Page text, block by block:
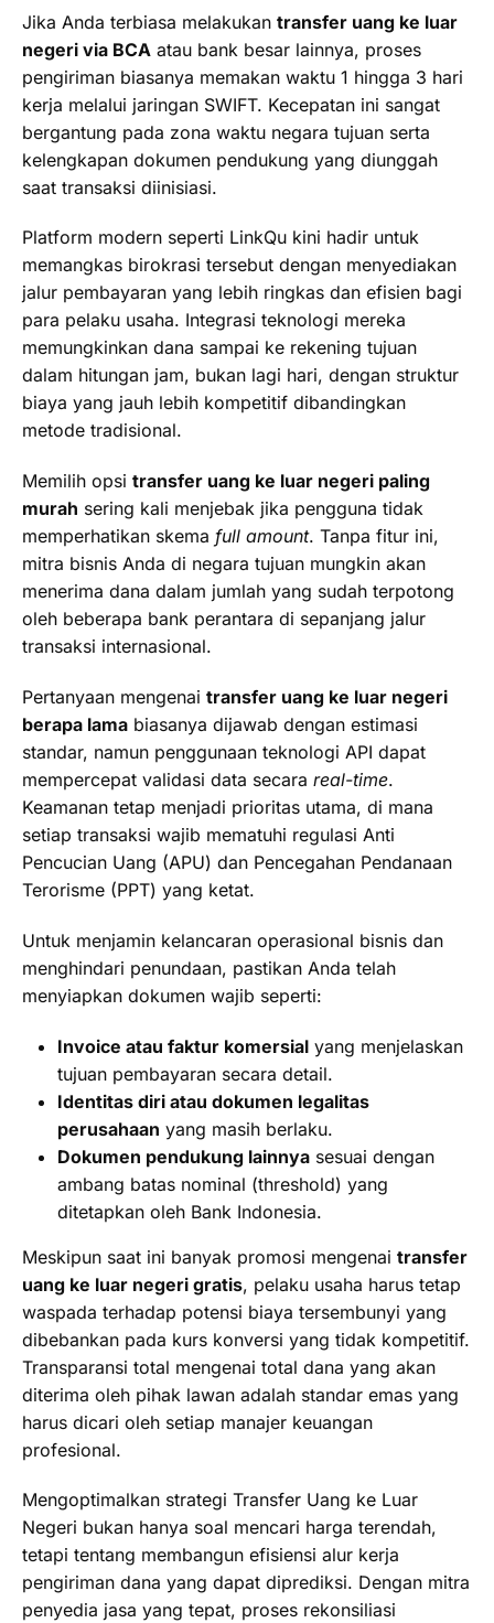
Jika Anda terbiasa melakukan transfer uang ke luar
negeri via BCA atau bank besar lainnya, proses
pengiriman biasanya memakan waktu 1 hingga 3 hari
kerja melalui jaringan SWIFT. Kecepatan ini sangat
bergantung pada zona waktu negara tujuan serta
kelengkapan dokumen pendukung yang diunggah
saat transaksi diinisiasi.
Platform modern seperti LinkQu kini hadir untuk
memangkas birokrasi tersebut dengan menyediakan
jalur pembayaran yang lebih ringkas dan efisien bagi
para pelaku usaha. Integrasi teknologi mereka
memungkinkan dana sampai ke rekening tujuan
dalam hitungan jam, bukan lagi hari, dengan struktur
biaya yang jauh lebih kompetitif dibandingkan
metode tradisional.
Memilih opsi transfer uang ke luar negeri paling
murah sering kali menjebak jika pengguna tidak
memperhatikan skema full amount. Tanpa fitur ini,
mitra bisnis Anda di negara tujuan mungkin akan
menerima dana dalam jumlah yang sudah terpotong
oleh beberapa bank perantara di sepanjang jalur
transaksi internasional.
Pertanyaan mengenai transfer uang ke luar negeri
berapa lama biasanya dijawab dengan estimasi
standar, namun penggunaan teknologi API dapat
mempercepat validasi data secara real-time.
Keamanan tetap menjadi prioritas utama, di mana
setiap transaksi wajib mematuhi regulasi Anti
Pencucian Uang (APU) dan Pencegahan Pendanaan
Terorisme (PPT) yang ketat.
Untuk menjamin kelancaran operasional bisnis dan
menghindari penundaan, pastikan Anda telah
menyiapkan dokumen wajib seperti:
Invoice atau faktur komersial yang menjelaskan
tujuan pembayaran secara detail.
Identitas diri atau dokumen legalitas
perusahaan yang masih berlaku.
Dokumen pendukung lainnya sesuai dengan
ambang batas nominal (threshold) yang
ditetapkan oleh Bank Indonesia.
Meskipun saat ini banyak promosi mengenai transfer
uang ke luar negeri gratis, pelaku usaha harus tetap
waspada terhadap potensi biaya tersembunyi yang
dibebankan pada kurs konversi yang tidak kompetitif.
Transparansi total mengenai total dana yang akan
diterima oleh pihak lawan adalah standar emas yang
harus dicari oleh setiap manajer keuangan
profesional.
Mengoptimalkan strategi Transfer Uang ke Luar
Negeri bukan hanya soal mencari harga terendah,
tetapi tentang membangun efisiensi alur kerja
pengiriman dana yang dapat diprediksi. Dengan mitra
penyedia jasa yang tepat, proses rekonsiliasi